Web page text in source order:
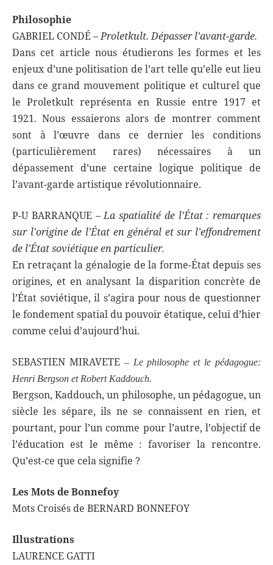
Philosophie
GABRIEL CONDÉ– Proletkult. Dépasser l’avant-garde.
Dans cet article nous étudierons les formes et les
enjeux d’une politisation de l’art telle qu’elle eut lieu
dans ce grand mouvement politique et culturel que
le Proletkult représenta en Russie entre 1917 et
1921. Nous essaierons alors de montrer comment
sont à l’œuvre dans ce dernier les conditions
(particulièrement rares) nécessaires à un
dépassement d’une certaine logique politique de
l’avant-garde artistique révolutionnaire.
P-U BARRANQUE – La spatialité de l’État : remarques
sur l’origine de l’État en général et sur l’effondrement
de l’État soviétique en particulier.
En retraçant la génalogie de la forme-État depuis ses
origines, et en analysant la disparition concrète de
l’État soviétique, il s’agira pour nous de questionner
le fondement spatial du pouvoir étatique, celui d’hier
comme celui d’aujourd’hui.
SEBASTIEN MIRAVETE – Le philosophe et le pédagogue:
Henri Bergson et Robert Kaddouch.
Bergson, Kaddouch, un philosophe, un pédagogue, un
siècle les sépare, ils ne se connaissent en rien, et
pourtant, pour l’un comme pour l’autre, l’objectif de
l’éducation est le même : favoriser la rencontre.
Qu’est-ce que cela signifie ?
Les Mots de Bonnefoy
Mots Croisés de BERNARD BONNEFOY
Illustrations
LAURENCE GATTI